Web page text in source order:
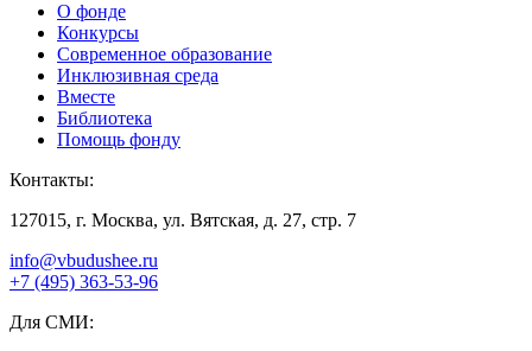
О фонде
Конкурсы
Современное образование
Инклюзивная среда
Вместе
Библиотека
Помощь фонду
Контакты:
127015, г. Москва, ул. Вятская, д. 27, стр. 7
info@vbudushee.ru
+7 (495) 363-53-96
Для СМИ: